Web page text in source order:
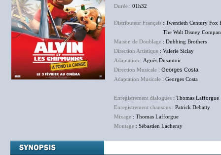
Durée : 01h32
Distributeur Français : Twentieth Century Fox
The Walt Disney Company
Maison de Doublage : Dubbing Brothers
Direction Artistique : Valerie Siclay
Adaptation : Agnès Dusautoir
Direction Musicale : Georges Costa
Adaptation Musicale : Georges Costa
Enregistrement dialogues : Thomas Lafforgue
Enregistrement chansons : Patrick Debatty
Mixage : Thomas Lafforgue
Montage : Sébastien Lacheray